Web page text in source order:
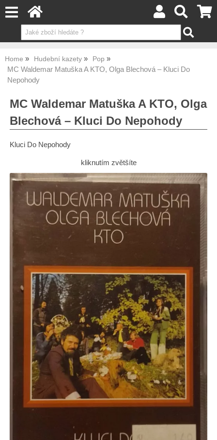
Home Hudební kazety Pop
MC Waldemar Matuška A KTO, Olga Blechová – Kluci Do
Nepohody
MC Waldemar Matuška A KTO, Olga
Blechová – Kluci Do Nepohody
Kluci Do Nepohody
kliknutím zvětšíte